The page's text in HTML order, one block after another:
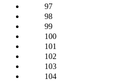
97
98
99
100
101
102
103
104